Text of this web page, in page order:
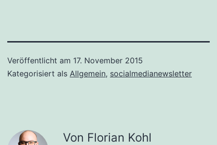
Veröffentlicht am 17. November 2015
Kategorisiert als Allgemein, socialmedianewsletter
Von Florian Kohl